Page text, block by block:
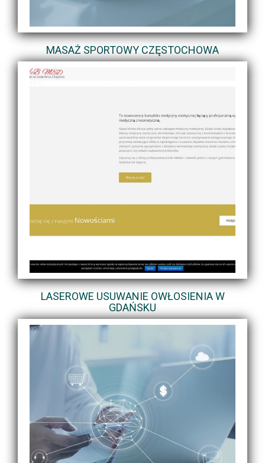
MASAŻ SPORTOWY CZĘSTOCHOWA
LASEROWE USUWANIE OWŁOSIENIA W
GDAŃSKU